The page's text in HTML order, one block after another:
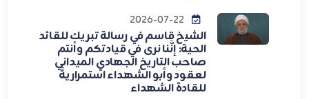
الشيخ قاسم في رسالة تبريك للقائد
الحية: إنَّنا نرى في قيادتكم وأنتم
صاحب التاريخ الجهادي الميداني
لعقود وأبو الشهداء استمراريةً
للقادة الشهداء